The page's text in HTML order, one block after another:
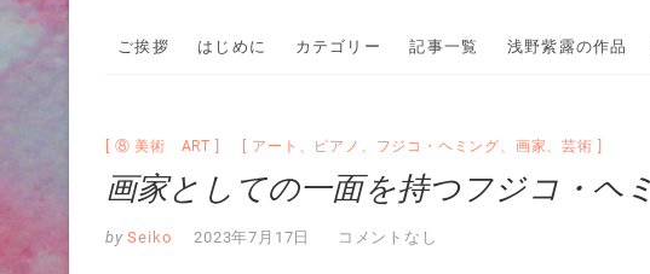
ご挨拶 はじめに カテゴリー 記事一覧 浅野紫露の作品
⑧ 美術 ART アート 、 ピアノ 、 フジコ・ヘミング、 画家、芸術
画家としての一面を持つフジコ・ヘ
by Seiko 2023年7月17日 コメントなし